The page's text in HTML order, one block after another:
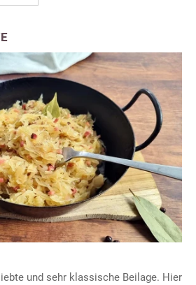
und sehr klassische Beilage. Hier